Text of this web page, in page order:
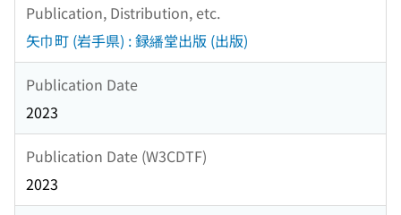
Publication, Distribution, etc.
矢巾町 (岩手県) : 録繙堂出版 (出版)
Publication Date
2023
Publication Date (W3CDTF)
2023